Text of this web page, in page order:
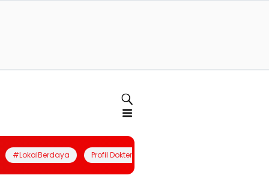
#LokalBerdaya Profil Dokter